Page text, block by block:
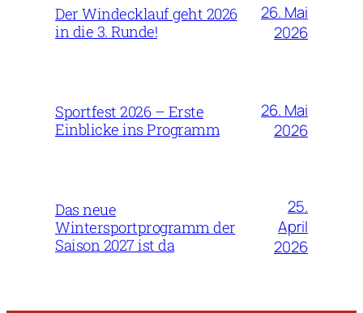
Der Windecklauf geht 2026
in die 3. Runde!
26. Mai
2026
Sportfest 2026 – Erste
Einblicke ins Programm
26. Mai
2026
Das neue
Wintersportprogramm der
Saison 2027 ist da
25.
April
2026